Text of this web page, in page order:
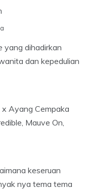
yang dihadirkan
dan kepedulian
Ayang Cempaka
Mauve On,
keseruan
nya tema tema